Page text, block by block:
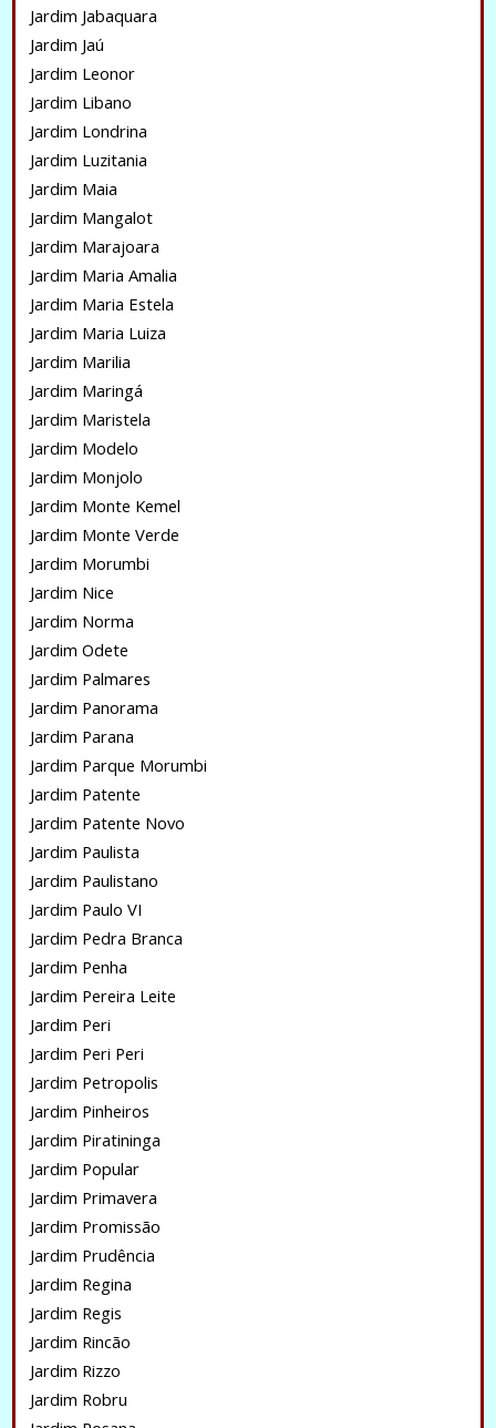
Jardim Jabaquara
Jardim Jaú
Jardim Leonor
Jardim Libano
Jardim Londrina
Jardim Luzitania
Jardim Maia
Jardim Mangalot
Jardim Marajoara
Jardim Maria Amalia
Jardim Maria Estela
Jardim Maria Luiza
Jardim Marilia
Jardim Maringá
Jardim Maristela
Jardim Modelo
Jardim Monjolo
Jardim Monte Kemel
Jardim Monte Verde
Jardim Morumbi
Jardim Nice
Jardim Norma
Jardim Odete
Jardim Palmares
Jardim Panorama
Jardim Parana
Jardim Parque Morumbi
Jardim Patente
Jardim Patente Novo
Jardim Paulista
Jardim Paulistano
Jardim Paulo VI
Jardim Pedra Branca
Jardim Penha
Jardim Pereira Leite
Jardim Peri
Jardim Peri Peri
Jardim Petropolis
Jardim Pinheiros
Jardim Piratininga
Jardim Popular
Jardim Primavera
Jardim Promissão
Jardim Prudência
Jardim Regina
Jardim Regis
Jardim Rincão
Jardim Rizzo
Jardim Robru